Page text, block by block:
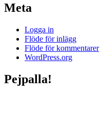
Meta
Logga in
Flöde för inlägg
Flöde för kommentarer
WordPress.org
Pejpalla!